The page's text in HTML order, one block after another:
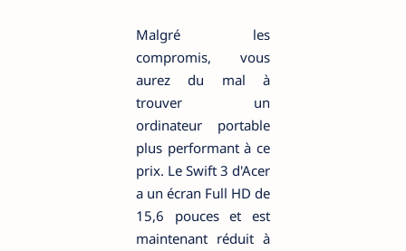
Malgré les
compromis, vous
aurez du mal à
trouver un
ordinateur portable
plus performant à ce
prix. Le Swift 3 d'Acer
a un écran Full HD de
15,6 pouces et est
maintenant réduit à